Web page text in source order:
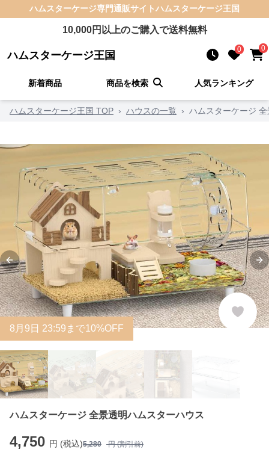
ハムスターケージ専門通販サイトハムスターケージ王国
10,000円以上のご購入で送料無料
ハムスターケージ王国 0 0
新着商品 商品を検索 人気ランキング
ハムスターケージ王国 TOP › ハウスの一覧 › ハムスターケージ
Previous slide
8 月 9 日 23:59まで10%OFF
ハムスターケージ 全景透明ハムスターハウス
4,750 円 (税込)5,280 円 (割引前)